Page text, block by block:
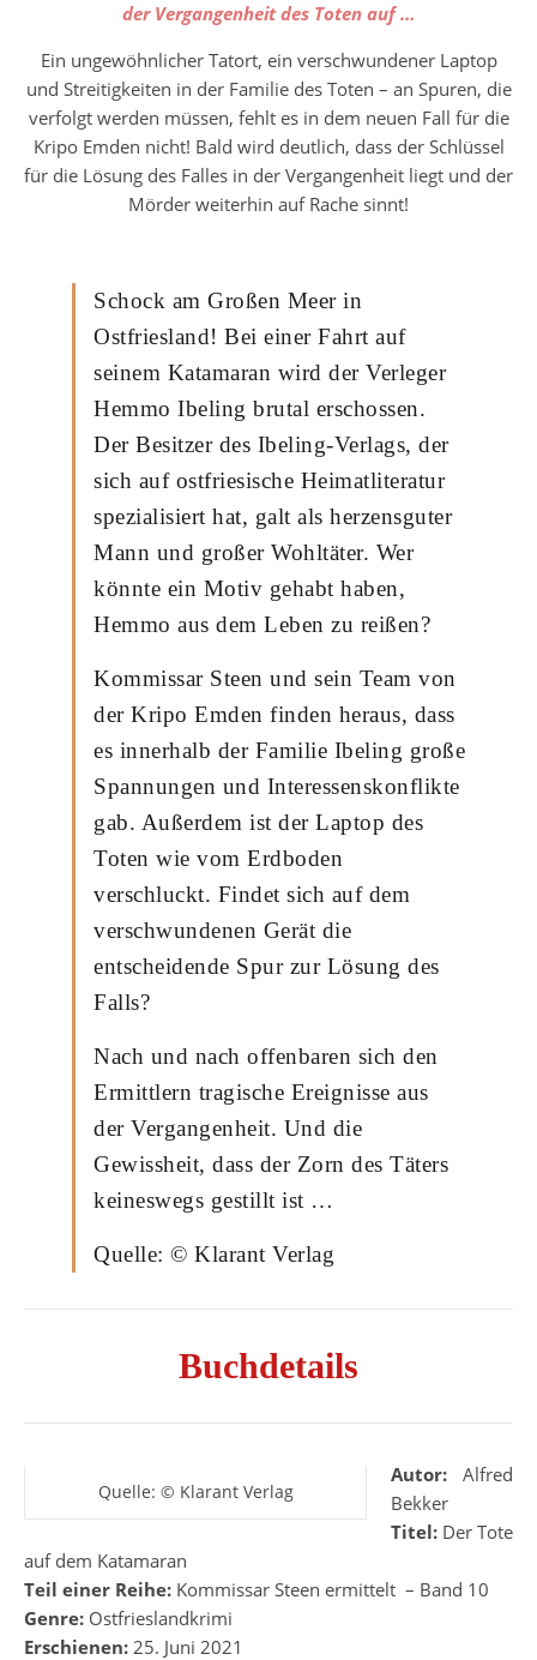
der Vergangenheit des Toten auf …
Ein ungewöhnlicher Tatort, ein verschwundener Laptop
und Streitigkeiten in der Familie des Toten – an Spuren, die
verfolgt werden müssen, fehlt es in dem neuen Fall für die
Kripo Emden nicht! Bald wird deutlich, dass der Schlüssel
für die Lösung des Falles in der Vergangenheit liegt und der
Mörder weiterhin auf Rache sinnt!
Schock am Großen Meer in
Ostfriesland! Bei einer Fahrt auf
seinem Katamaran wird der Verleger
Hemmo Ibeling brutal erschossen.
Der Besitzer des Ibeling-Verlags, der
sich auf ostfriesische Heimatliteratur
spezialisiert hat, galt als herzensguter
Mann und großer Wohltäter. Wer
könnte ein Motiv gehabt haben,
Hemmo aus dem Leben zu reißen?
Kommissar Steen und sein Team von
der Kripo Emden finden heraus, dass
es innerhalb der Familie Ibeling große
Spannungen und Interessenskonflikte
gab. Außerdem ist der Laptop des
Toten wie vom Erdboden
verschluckt. Findet sich auf dem
verschwundenen Gerät die
entscheidende Spur zur Lösung des
Falls?
Nach und nach offenbaren sich den
Ermittlern tragische Ereignisse aus
der Vergangenheit. Und die
Gewissheit, dass der Zorn des Täters
keineswegs gestillt ist …
Quelle: © Klarant Verlag
Buchdetails
Quelle: © Klarant Verlag
Autor: Alfred
Bekker
Titel: Der Tote
auf dem Katamaran
Teil einer Reihe: Kommissar Steen ermittelt – Band 10
Genre: Ostfrieslandkrimi
Erschienen: 25. Juni 2021